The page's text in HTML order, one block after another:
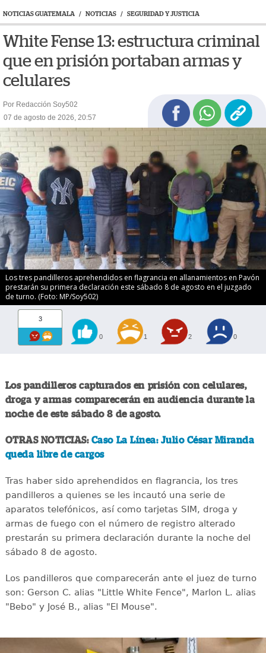
NOTICIAS GUATEMALA / NOTICIAS / SEGURIDAD Y JUSTICIA
White Fense 13: estructura criminal
que en prisión portaban armas y
celulares
Por Redacción Soy502
07 de agosto de 2026, 20:57
Los tres pandilleros aprehendidos en flagrancia en allanamientos en Pavón
prestarán su primera declaración este sábado 8 de agosto en el juzgado
de turno. (Foto: MP/Soy502)
3
0 1 2 0
Los pandilleros capturados en prisión con celulares,
droga y armas comparecerán en audiencia durante la
noche de este sábado 8 de agosto.
OTRAS NOTICIAS: Caso La Línea: Julio César Miranda
queda libre de cargos
Tras haber sido aprehendidos en flagrancia, los tres
pandilleros a quienes se les incautó una serie de
aparatos telefónicos, así como tarjetas SIM, droga y
armas de fuego con el número de registro alterado
prestarán su primera declaración durante la noche del
sábado 8 de agosto.
Los pandilleros que comparecerán ante el juez de turno
son: Gerson C. alias "Little White Fence", Marlon L. alias
"Bebo" y José B., alias "El Mouse".